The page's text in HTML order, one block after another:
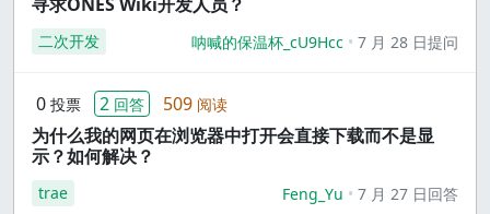
二次开发 呐喊的保温杯_cU9Hcc 7 月 28 日提问
0 投票 2 回答 509 阅读
为什么我的网页在浏览器中打开会直接下载而不是显
示？如何解决？
trae Feng_Yu 7 月 27 日回答